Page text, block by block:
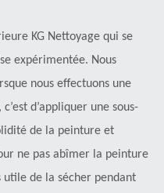
KG Nettoyage qui se
expérimentée. Nous
nous effectuons une
d’appliquer une sous-
de la peinture et
ne pas abîmer la peinture
utile de la sécher pendant